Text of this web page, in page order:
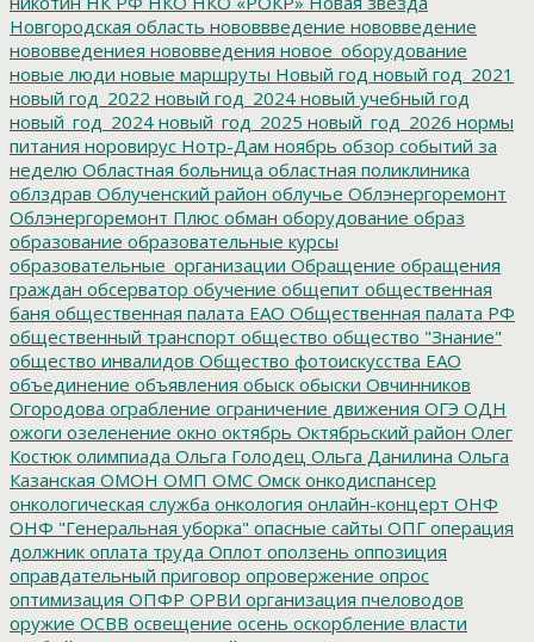
Новгородская область нововвведение нововведение
нововведениея нововведения новое_оборудование
новые люди новые маршруты Новый год новый год_2021
новый год_2022 новый год_2024 новый учебный год
новый_год_2024 новый_год_2025 новый_год_2026 нормы
питания норовирус Нотр-Дам ноябрь обзор событий за
неделю Областная больница областная поликлиника
облздрав Облученский район облучье Облэнергоремонт
Облэнергоремонт Плюс обман оборудование образ
образование образовательные курсы
образовательные_организации Обращение обращения
граждан обсерватор обучение общепит общественная
баня общественная палата ЕАО Общественная палата РФ
общественный транспорт общество общество "Знание"
общество инвалидов Общество фотоискусства ЕАО
объединение объявления обыск обыски Овчинников
Огородова ограбление ограничение движения ОГЭ ОДН
ожоги озеленение окно октябрь Октябрьский район Олег
Костюк олимпиада Ольга Голодец Ольга Данилина Ольга
Казанская ОМОН ОМП ОМС Омск онкодиспансер
онкологическая служба онкология онлайн-концерт ОНФ
ОНФ "Генеральная уборка" опасные сайты ОПГ операция
должник оплата труда Оплот оползень оппозиция
оправдательный приговор опровержение опрос
оптимизация ОПФР ОРВИ организация пчеловодов
оружие ОСВВ освещение осень оскорбление власти